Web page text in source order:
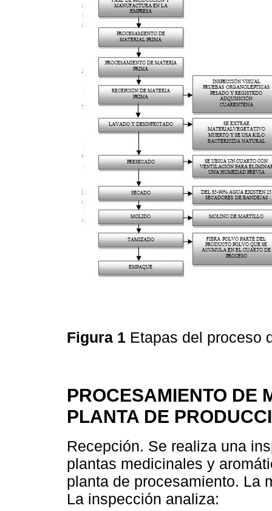
Figura 1 Etapas del proceso
PROCESAMIENTO DE
PLANTA DE
Recepción. Se realiza una
plantas medicinales y
planta de procesamiento. La
La inspección analiza: